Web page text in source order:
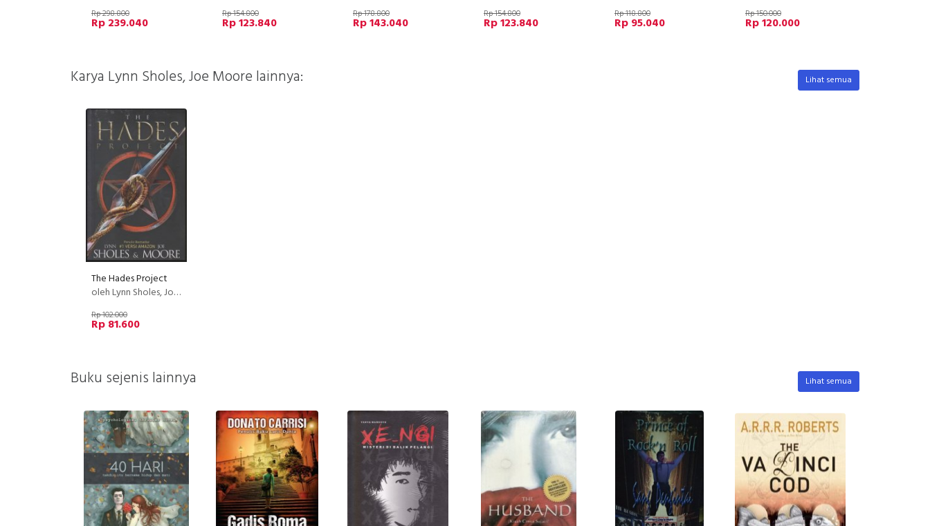
Rp 298.800
Rp 239.040
Rp 154.800
Rp 123.840
Rp 178.800
Rp 143.040
Rp 154.800
Rp 123.840
Rp 118.800
Rp 95.040
Rp 150.000
Rp 120.000
Karya Lynn Sholes, Joe Moore lainnya: Lihat semua
The Hades Project
oleh Lynn Sholes, Joe Moore
Rp 102.000
Rp 81.600
Buku sejenis lainnya Lihat semua